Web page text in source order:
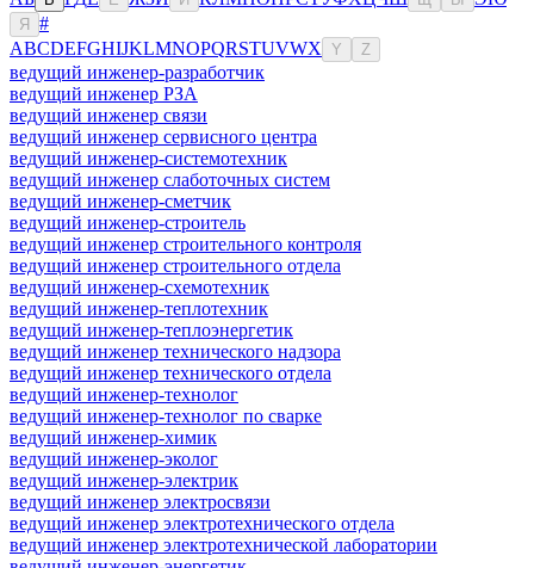
Я
#
ABCDEFGHIJKLMNOPQRSTUVWX Y Z
ведущий инженер-разработчик
ведущий инженер РЗА
ведущий инженер связи
ведущий инженер сервисного центра
ведущий инженер-системотехник
ведущий инженер слаботочных систем
ведущий инженер-сметчик
ведущий инженер-строитель
ведущий инженер строительного контроля
ведущий инженер строительного отдела
ведущий инженер-схемотехник
ведущий инженер-теплотехник
ведущий инженер-теплоэнергетик
ведущий инженер технического надзора
ведущий инженер технического отдела
ведущий инженер-технолог
ведущий инженер-технолог по сварке
ведущий инженер-химик
ведущий инженер-эколог
ведущий инженер-электрик
ведущий инженер электросвязи
ведущий инженер электротехнического отдела
ведущий инженер электротехнической лаборатории